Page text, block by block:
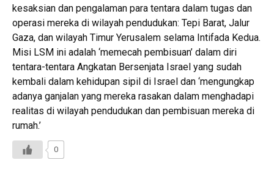
kesaksian dan pengalaman para tentara dalam tugas dan
operasi mereka di wilayah pendudukan: Tepi Barat, Jalur
Gaza, dan wilayah Timur Yerusalem selama Intifada Kedua.
Misi LSM ini adalah ‘memecah pembisuan’ dalam diri
tentara-tentara Angkatan Bersenjata Israel yang sudah
kembali dalam kehidupan sipil di Israel dan ‘mengungkap
adanya ganjalan yang mereka rasakan dalam menghadapi
realitas di wilayah pendudukan dan pembisuan mereka di
rumah.’
0